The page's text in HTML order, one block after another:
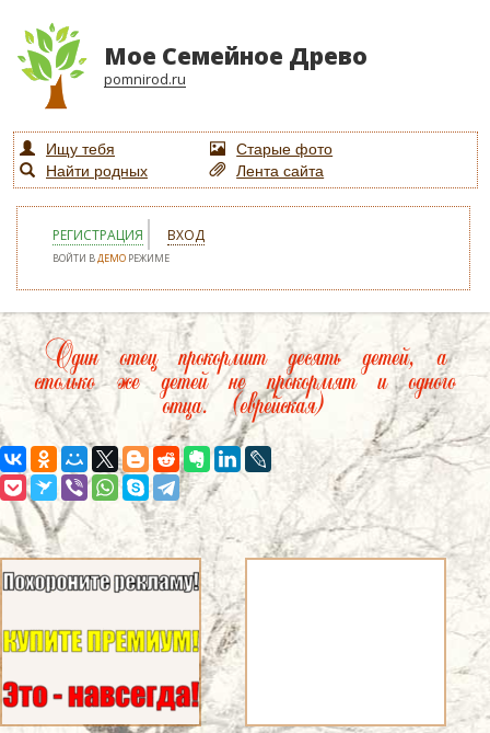
Мое Семейное Древо
pomnirod.ru
Ищу тебя
Старые фото
Найти родных
Лента сайта
РЕГИСТРАЦИЯ ВХОД
ВОЙТИ ВДЕМО РЕЖИМЕ
Один отец прокормит десять детей, а
столько же детей не прокормят и одного
отца. (еврейская)